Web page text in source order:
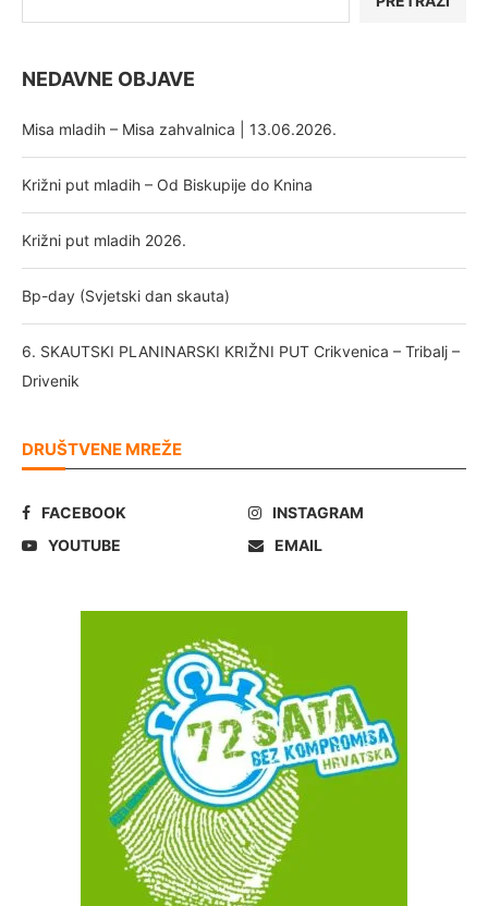
NEDAVNE OBJAVE
Misa mladih – Misa zahvalnica | 13.06.2026.
Križni put mladih – Od Biskupije do Knina
Križni put mladih 2026.
Bp-day (Svjetski dan skauta)
6. SKAUTSKI PLANINARSKI KRIŽNI PUT Crikvenica – Tribalj –
Drivenik
DRUŠTVENE MREŽE
FACEBOOK
INSTAGRAM
YOUTUBE
EMAIL